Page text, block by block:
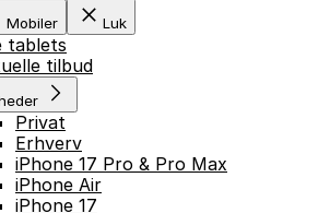
Mobiler Luk
tablets
tilbud
Privat
Erhverv
iPhone 17 Pro & Pro Max
iPhone Air
iPhone 17